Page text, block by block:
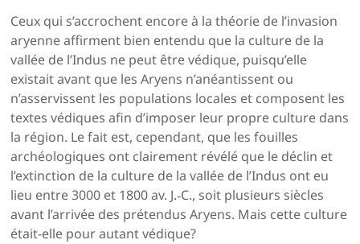
Ceux qui s’accrochent encore à la théorie de l’invasion
aryenne affirment bien entendu que la culture de la
vallée de l’Indus ne peut être védique, puisqu’elle
existait avant que les Aryens n’anéantissent ou
n’asservissent les populations locales et composent les
textes védiques afin d’imposer leur propre culture dans
la région. Le fait est, cependant, que les fouilles
archéologiques ont clairement révélé que le déclin et
l’extinction de la culture de la vallée de l’Indus ont eu
lieu entre 3000 et 1800 av. J.‑C., soit plusieurs siècles
avant l’arrivée des prétendus Aryens. Mais cette culture
était-elle pour autant védique?